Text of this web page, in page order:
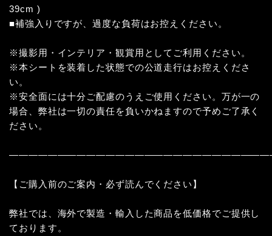
39cm )
■補強入りですが、過度な負荷はお控えください。
※撮影用・インテリア・観賞用としてご利用ください。
※本シートを装着した状態での公道走行はお控えくださ
い。
※安全面には十分ご配慮のうえご使用ください。万が一の
場合、弊社は一切の責任を負いかねますので予めご了承く
ださい。
【ご購入前のご案内・必ず読んでください】
弊社では、海外で製造・輸入した商品を低価格でご提供し
ております。